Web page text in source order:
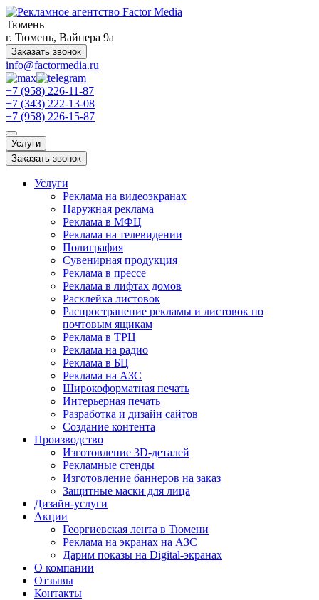
Тюмень
г. Тюмень, Вайнера 9а
Заказать звонок
info@factormedia.ru
+7 (958) 226-11-87
+7 (343) 222-13-08
+7 (958) 226-15-87
Услуги
Заказать звонок
Услуги
Реклама на видеоэкранах
Наружная реклама
Реклама в МФЦ
Реклама на телевидении
Полиграфия
Сувенирная продукция
Реклама в прессе
Реклама в лифтах домов
Расклейка листовок
Распространение рекламы и листовок по
почтовым ящикам
Реклама в ТРЦ
Реклама на радио
Реклама в БЦ
Реклама на АЗС
Широкоформатная печать
Интерьерная печать
Разработка и дизайн сайтов
Создание контента
Производство
Изготовление 3D-деталей
Рекламные стенды
Изготовление баннеров на заказ
Защитные маски для лица
Дизайн-услуги
Акции
Георгиевская лента в Тюмени
Реклама на экранах на АЗС
Дарим показы на Digital-экранах
О компании
Отзывы
Контакты